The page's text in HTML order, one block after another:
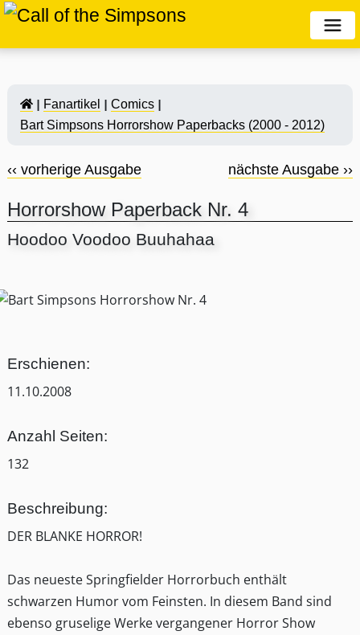
Fanartikel
Comics
Bart Simpsons Horrorshow Paperbacks (2000 - 2012)
‹‹ vorherige Ausgabe nächste Ausgabe ››
Horrorshow Paperback Nr. 4
Hoodoo Voodoo Buuhahaa
Erschienen:
11.10.2008
Anzahl Seiten:
132
Beschreibung:
DER BLANKE HORROR!
Das neueste Springfielder Horrorbuch enthält
schwarzen Humor vom Feinsten. In diesem Band sind
ebenso gruselige Werke vergangener Horror Show